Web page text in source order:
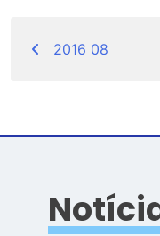
de
2016 08